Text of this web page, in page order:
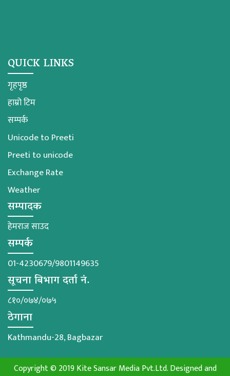
QUICK LINKS
गृहपृष्ठ
हाम्रो टिम
सम्पर्क
Unicode to Preeti
Preeti to unicode
Exchange Rate
Weather
सम्पादक
हेमराज साउद
सम्पर्क
01-4230679/9801149635
सूचना बिभाग दर्ता नं.
८१०/०७४/०७५
ठेगाना
Kathmandu-28, Bagbazar
Copyright © 2019 Kite Sansar Media Pvt.Ltd. Designed and